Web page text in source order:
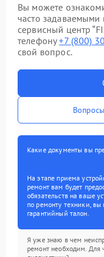
Вы можете
часто задаваемыми
сервисный центр
телефону+7 (800)
свой вопрос.
Какие документы вы
На этапе приема
ремонт вам будет
обязательств на ваше
по ремонту техники, вы
гарантийный талон.
Я уже знаю в чем
ремонт необходим. Для